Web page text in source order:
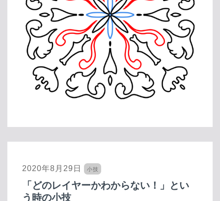
2020年8月29日 小技
「どのレイヤーかわからない！」とい
う時の小技